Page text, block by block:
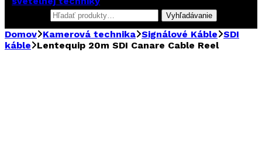
Vyhľadávanie
Domov Kamerová technika Signálové Káble SDI
káble
Lentequip 20m SDI Canare Cable Reel